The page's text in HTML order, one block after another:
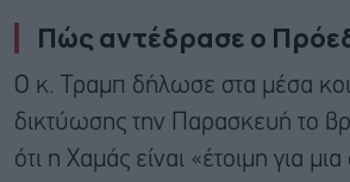
Πώς αντέδρασε ο
Ο κ. Τραμπ δήλωσε στα μέσα
δικτύωσης την Παρασκευή το
ότι η Χαμάς είναι «έτοιμη για